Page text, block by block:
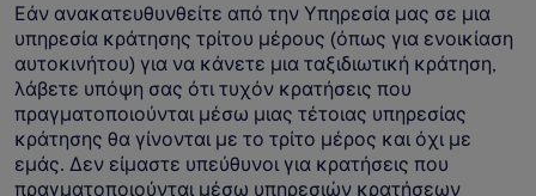
Εάν ανακατευθυνθείτε από την Υπηρεσία μας σε μια
υπηρεσία κράτησης τρίτου μέρους (όπως για ενοικίαση
αυτοκινήτου) για να κάνετε μια ταξιδιωτική κράτηση,
λάβετε υπόψη σας ότι τυχόν κρατήσεις που
πραγματοποιούνται μέσω μιας τέτοιας υπηρεσίας
κράτησης θα γίνονται με το τρίτο μέρος και όχι με
εμάς. Δεν είμαστε υπεύθυνοι για κρατήσεις που
πραγματοποιούνται μέσω υπηρεσιών κρατήσεων